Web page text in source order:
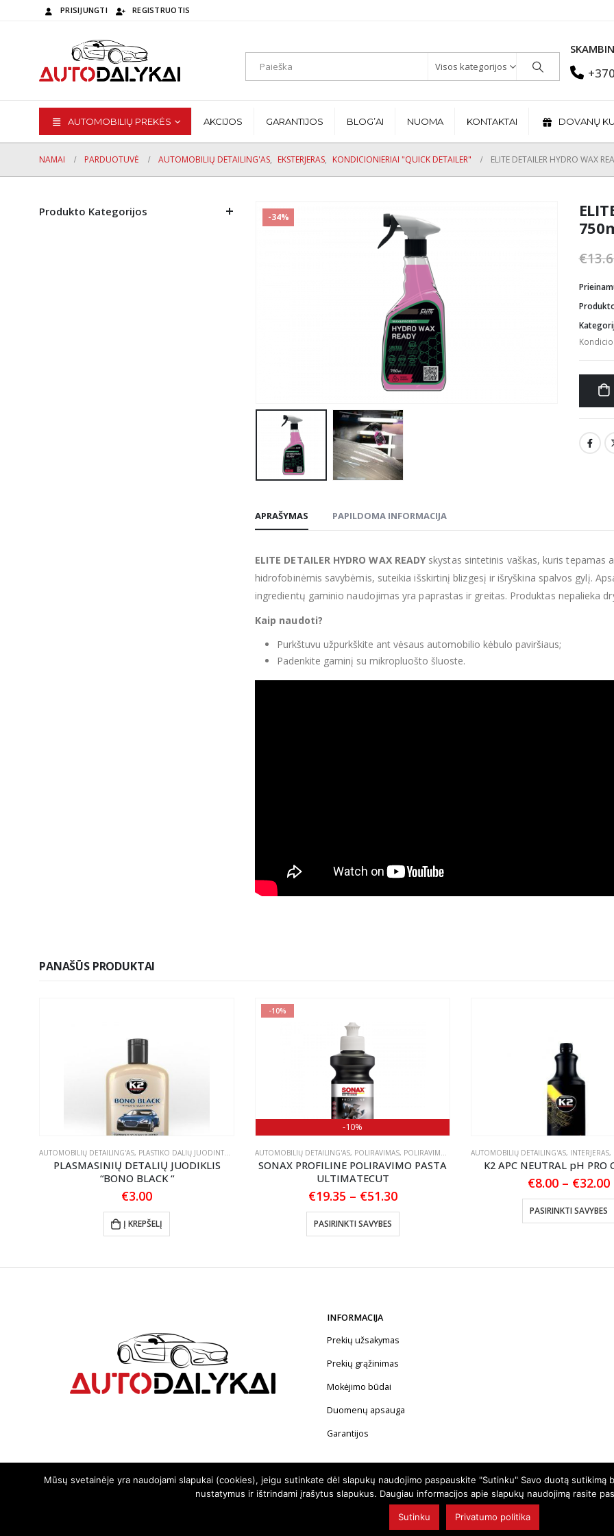
PRISIJUNGTI REGISTRUOTIS
Visos kategorijos
AUTOMOBILIŲ PREKĖS AKCIJOS GARANTIJOS BLOG’AI NUOMA KONTAKTAI DOVANŲ
NAMAI PARDUOTUVĖ AUTOMOBILIŲ DETAILING'AS, EKSTERJERAS, KONDICIONIERIAI "QUICK DETAILER" ELITE DETAILER HYDRO WAX
-34%
€
APRAŠYMAS PAPILDOMA INFORMACIJA
ELITE DETAILER HYDRO WAX READYskystas sintetinis vaškas, kuris tepamas
hidrofobinėmis savybėmis, suteikia išskirtinį blizgesį ir išryškina spalvos gylį.
ingredientų gaminio naudojimas yra paprastas ir greitas. Produktas nepalieka
Kaip naudoti?
Purkštuvu užpurkškite ant vėsaus automobilio kėbulo paviršiaus;
Padenkite gaminį su mikropluošto šluoste.
Produkto Kategorijos
PANAŠŪS PRODUKTAI
,TEKSTILĖS PRIEŽIŪRA
AUTOMOBILIŲ DETAILING'AS, PLASTIKO DALIŲ JUODINTOJAI/ATNAUJINTOJAI
PLASMASINIŲ DETALIŲ JUODIKLIS
“BONO BLACK “
€3.00
Į KREPŠELĮ
-10%
-10%
AUTOMOBILIŲ DETAILING'AS, POLIRAVIMAS, POLIRAVIMO PASTOS
SONAX PROFILINE POLIRAVIMO PASTA
ULTIMATECUT
€19.35 – €51.30Price
range:
through
PASIRINKTI SAVYBES
This product has multiple variants. The options may be chosen on the product page
AUTOMOBILIŲ DETAILING'AS, INTERJERAS,
K2 APC NEUTRAL pH PRO
€8.00 – €32.00
PASIRINKTI SAVYBES
INFORMACIJA
Prekių užsakymas
Prekių grąžinimas
Mokėjimo būdai
Duomenų apsauga
Garantijos
Mūsų svetainėje yra naudojami slapukai (cookies), jeigu sutinkate dėl slapukų naudojimo paspauskite "Sutinku" Savo duotą
nustatymus ir ištrindami įrašytus slapukus. Daugiau informacijos apie slapukų naudojimą rasite
Sutinku Privatumo politika